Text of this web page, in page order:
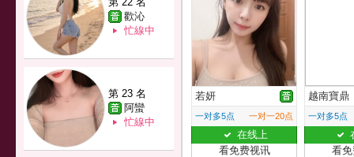
歡沁
忙線中
第 23 名
阿蠻
忙線中
若妍
一对多5点 一对一20点
在线上
看免费视讯
越南寶鼎
一对多5点
看